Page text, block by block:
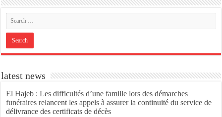
latest news
El Hajeb : Les difficultés d’une famille lors des démarches
funéraires relancent les appels à assurer la continuité du service de
délivrance des certificats de décès